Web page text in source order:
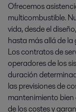
Ofrecemos
multicombustible.
vida, desde el
hasta más allá de
Los contratos de
operadores de los
duración
las previsiones de
mantenimiento
de los costes y